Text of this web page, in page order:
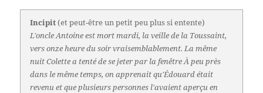
Incipit(et peut-être un petit peu plus si entente)
L'oncle Antoine est mort mardi, la veille de la Toussaint,
vers onze heure du soir vraisemblablement. La même
nuit Colette a tenté de se jeter par la fenêtre À peu près
dans le même temps, on apprenait qu'Édouard était
revenu et que plusieurs personnes l'avaient aperçu en